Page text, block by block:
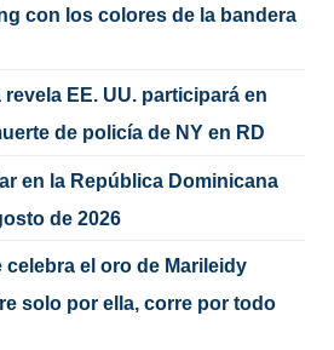
con los colores de la bandera
revela EE. UU. participará en
de policía de NY en RD
en la República Dominicana
de 2026
celebra el oro de Marileidy
solo por ella, corre por todo